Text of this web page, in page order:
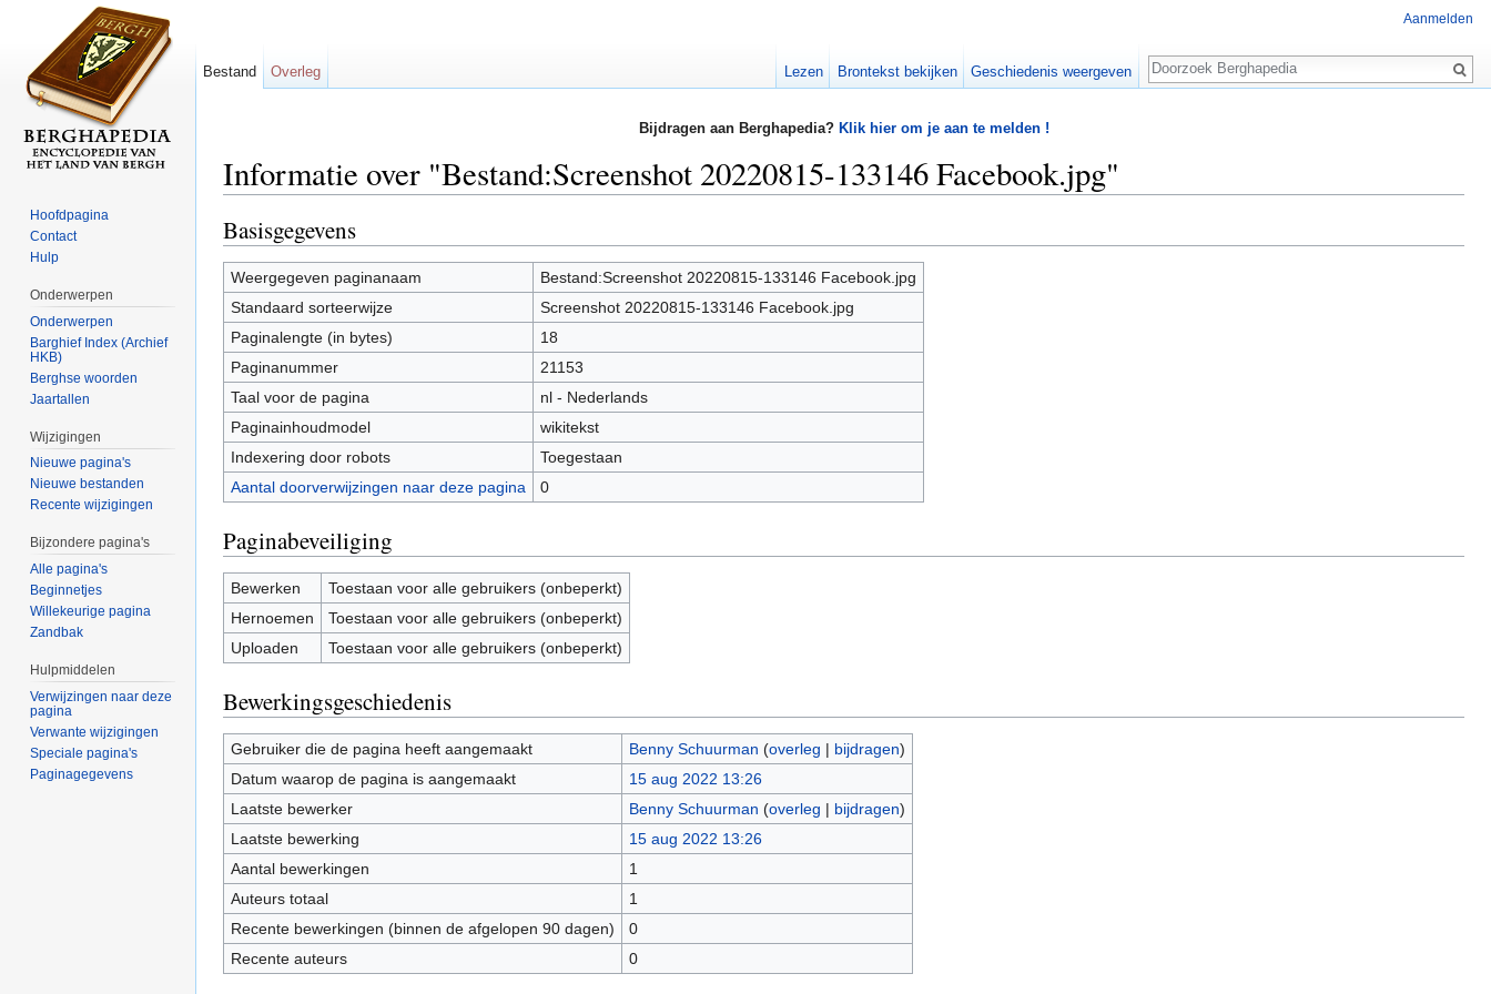
Bijdragen aan Berghapedia? Klik hier om je aan te melden !
Informatie over "Bestand:Screenshot 20220815-133146 Facebook.jpg"
Basisgegevens
Weergegeven paginanaam
Bestand:Screenshot 20220815-133146 Facebook.jpg
Standaard sorteerwijze
Screenshot 20220815-133146 Facebook.jpg
Paginalengte (in bytes)
18
Paginanummer
21153
Taal voor de pagina
nl - Nederlands
Paginainhoudmodel
wikitekst
Indexering door robots
Toegestaan
Aantal doorverwijzingen naar deze pagina
0
Paginabeveiliging
Bewerken
Toestaan voor alle gebruikers (onbeperkt)
Hernoemen
Toestaan voor alle gebruikers (onbeperkt)
Uploaden
Toestaan voor alle gebruikers (onbeperkt)
Bewerkingsgeschiedenis
Gebruiker die de pagina heeft aangemaakt Benny Schuurman (overleg | bijdragen)
Datum waarop de pagina is aangemaakt
15 aug 2022 13:26
Laatste bewerker
Benny Schuurman (overleg | bijdragen)
Laatste bewerking
15 aug 2022 13:26
Aantal bewerkingen
1
Auteurs totaal
1
Recente bewerkingen (binnen de afgelopen 90 dagen)
0
Recente auteurs
0
Aanmelden
Bestand Overleg Lezen Brontekst bekijken Geschiedenis weergeven
Zoeken
Hoofdpagina
Contact
Hulp
Onderwerpen
Onderwerpen
Barghief Index (Archief
HKB)
Berghse woorden
Jaartallen
Wijzigingen
Nieuwe pagina's
Nieuwe bestanden
Recente wijzigingen
Bijzondere pagina's
Alle pagina's
Beginnetjes
Willekeurige pagina
Zandbak
Hulpmiddelen
Verwijzingen naar deze
pagina
Verwante wijzigingen
Speciale pagina's
Paginagegevens